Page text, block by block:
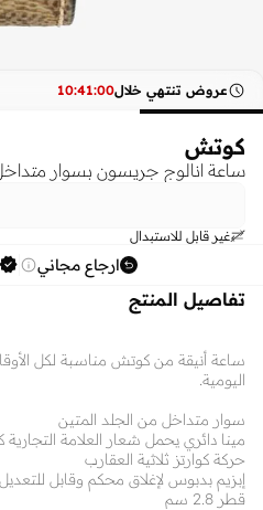
عروض تنتهي خلال 10:41:00
كوتش
ساعة انالوج جريسون بسوار
غير قابل للاستبدال
ارجاع مجاني
تفاصيل المنتج
ساعة أنيقة من كوتش مناسبة لكل
اليومية.
سوار متداخل من الجلد المتين
مينا دائري يحمل شعار العلامة
حركة كوارتز ثلاثية العقارب
إبزيم بدبوس لإغلاق محكم وقابل للتعديل
قطر 2.8 سم